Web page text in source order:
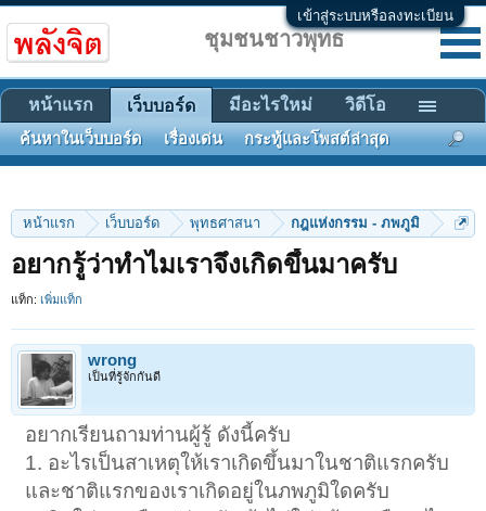
เข้าสู่ระบบหรือลงทะเบียน
หน้าแรก เว็บบอร์ด พุทธศาสนา กฎแห่งกรรม - ภพภูมิ
อยากรู้ว่าทำไมเราจึงเกิดขึ้นมาครับ
แท็ก: เพิ่มแท็ก
wrong
เป็นที่รู้จักกันดี
อยากเรียนถามท่านผู้รู้ ดังนี้ครับ
1. อะไรเป็นสาเหตุให้เราเกิดขึ้นมาในชาติแรกครับ
และชาติแรกของเราเกิดอยู่ในภพภูมิใดครับ
ชุมชนชาวพุทธ
หน้าแรก เว็บบอร์ด
ค้นหาในเว็บบอร์ด เรื่องเด่น กระทู้และโพสต์ล่าสุด
มีอะไรใหม่ วิดีโอ